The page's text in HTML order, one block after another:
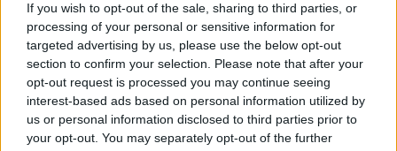
If you wish to opt-out of the sale, sharing to third parties, or
processing of your personal or sensitive information for
targeted advertising by us, please use the below opt-out
section to confirm your selection. Please note that after your
opt-out request is processed you may continue seeing
interest-based ads based on personal information utilized by
us or personal information disclosed to third parties prior to
your opt-out. You may separately opt-out of the further